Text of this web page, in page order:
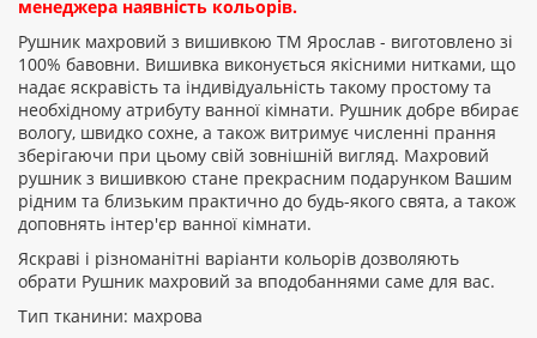
менеджера наявність кольорів.
Рушник махровий з вишивкою ТМ Ярослав - виготовлено зі
100% бавовни. Вишивка виконується якісними нитками, що
надає яскравість та індивідуальність такому простому та
необхідному атрибуту ванної кімнати. Рушник добре вбирає
вологу, швидко сохне, а також витримує численні прання
зберігаючи при цьому свій зовнішній вигляд. Махровий
рушник з вишивкою стане прекрасним подарунком Вашим
рідним та близьким практично до будь-якого свята, а також
доповнять інтер'єр ванної кімнати.
Яскраві і різноманітні варіанти кольорів дозволяють
обрати Рушник махровий за вподобаннями саме для вас.
Тип тканини: махрова
Рейтинг:
ПРОДОВЖИТИ